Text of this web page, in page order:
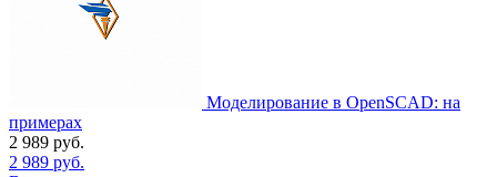
Моделирование в OpenSCAD: на
примерах
2 989 руб.
2 989 руб.